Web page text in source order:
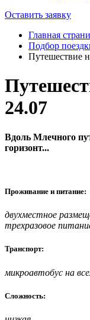
Оставить заявку
Главная
Подбор
Путешествие
24.07
Вдоль Млечного
горизонт...
Проживание и питание:
двухместное
трехразовое
Транспорт:
микроавтобус на
Сложность: